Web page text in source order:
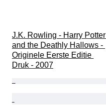
J.K. Rowling - Harry Potter
and the Deathly Hallows -
Originele Eerste Editie
Druk - 2007